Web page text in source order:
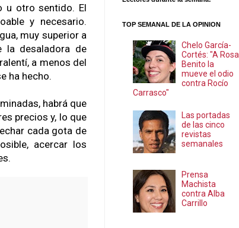
u otro sentido. El
y necesario.
muy superior a
la desaladora de
a menos del
ha hecho.
habrá que
precios y, lo que
cada gota de
acercar los
TOP SEMANAL DE LA OPINION
Chelo García-
Cortés: "A Rosa
Benito la
mueve el odio
contra Rocío
Carrasco"
Las portadas
de las cinco
revistas
semanales
Prensa
Machista
contra Alba
Carrillo